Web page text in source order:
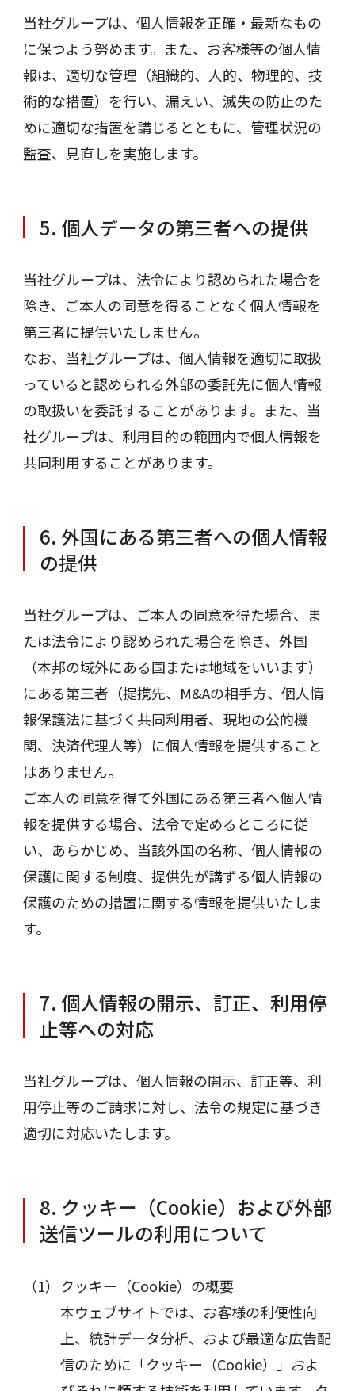
当社グループは、個人情報を正確・最新なもの
に保つよう努めます。また、お客様等の個人情
報は、適切な管理（組織的、人的、物理的、技
術的な措置）を行い、漏えい、滅失の防止のた
めに適切な措置を講じるとともに、管理状況の
監査、見直しを実施します。
5. 個人データの第三者への提供
当社グループは、法令により認められた場合を
除き、ご本人の同意を得ることなく個人情報を
第三者に提供いたしません。
なお、当社グループは、個人情報を適切に取扱
っていると認められる外部の委託先に個人情報
の取扱いを委託することがあります。また、当
社グループは、利用目的の範囲内で個人情報を
共同利用することがあります。
6. 外国にある第三者への個人情報
の提供
当社グループは、ご本人の同意を得た場合、ま
たは法令により認められた場合を除き、外国
（本邦の域外にある国または地域をいいます）
にある第三者（提携先、M&Aの相手方、個人情
報保護法に基づく共同利用者、現地の公的機
関、決済代理人等）に個人情報を提供すること
はありません。
ご本人の同意を得て外国にある第三者へ個人情
報を提供する場合、法令で定めるところに従
い、あらかじめ、当該外国の名称、個人情報の
保護に関する制度、提供先が講ずる個人情報の
保護のための措置に関する情報を提供いたしま
す。
7. 個人情報の開示、訂正、利用停
止等への対応
当社グループは、個人情報の開示、訂正等、利
用停止等のご請求に対し、法令の規定に基づき
適切に対応いたします。
8. クッキー（Cookie）および外部
送信ツールの利用について
クッキー（Cookie）の概要
本ウェブサイトでは、お客様の利便性向
上、統計データ分析、および最適な広告配
信のために「クッキー（Cookie）」およ